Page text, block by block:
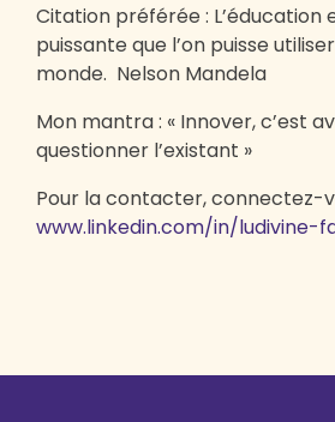
Citation préférée : L’éducation
puissante que l’on puisse
monde. Nelson Mandela
Mon mantra : « Innover, c’est
questionner l’existant »
Pour la contacter, connectez-
www.linkedin.com/in/ludivine-